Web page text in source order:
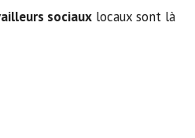
sociaux locaux sont là